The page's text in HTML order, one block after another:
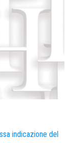
indicazione del